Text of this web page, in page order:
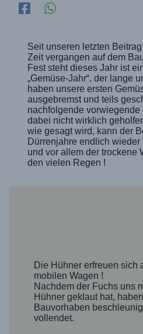
Seit unseren letzten
Zeit vergangen auf dem
Fest steht dieses Jahr ist
„Gemüse-Jahr“, der lange
haben unsere ersten
ausgebremst und teils
nachfolgende vorwiegende
dabei nicht wirklich
wie gesagt wird, kann der
Dürrenjahre endlich wieder
und vor allem der trockene
den vielen Regen !
Die Hühner erfreuen sich
mobilen Wagen !
Nachdem der Fuchs uns
Hühner geklaut hat,
Bauvorhaben
vollendet.